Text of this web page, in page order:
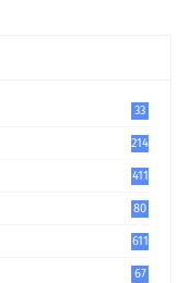
33
214
411
80
611
67